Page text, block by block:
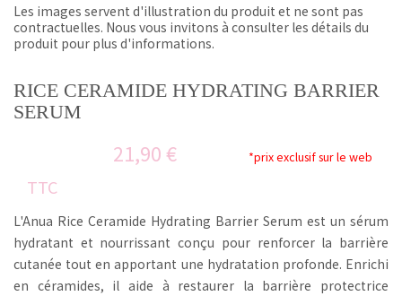
Les images servent d'illustration du produit et ne sont pas
contractuelles. Nous vous invitons à consulter les détails du
produit pour plus d'informations.
RICE CERAMIDE HYDRATING BARRIER
SERUM
21,90 € *prix exclusif sur le web
TTC
L'Anua Rice Ceramide Hydrating Barrier Serum est un sérum
hydratant et nourrissant conçu pour renforcer la barrière
cutanée tout en apportant une hydratation profonde. Enrichi
en céramides, il aide à restaurer la barrière protectrice